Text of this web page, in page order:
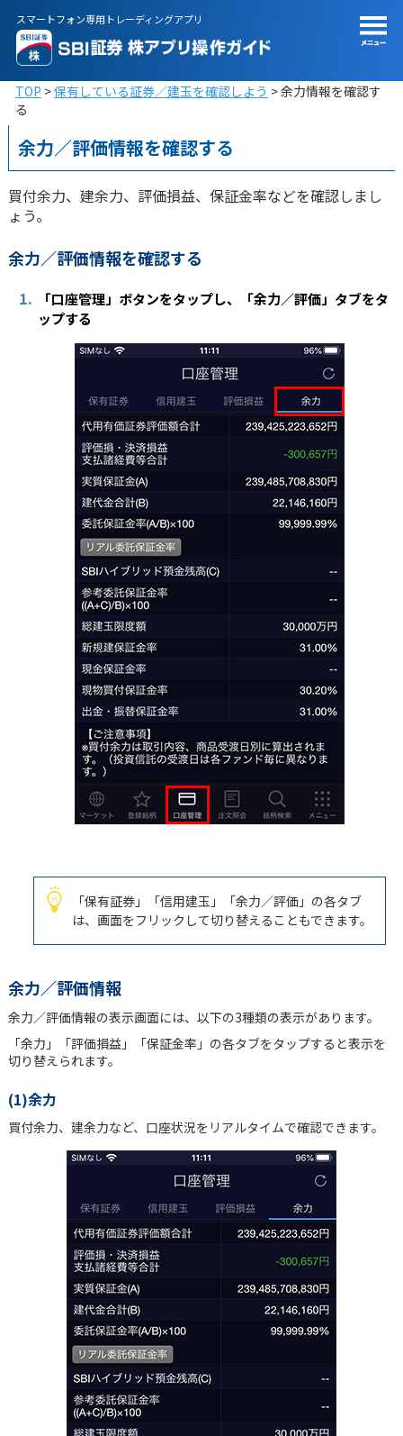
スマートフォン専用トレーディングアプリ
TOP 保有している証券／建玉を確認しよう
余力情報を確認す
る
余力／評価情報を確認する
買付余力、建余力、評価損益、保証金率などを確認しまし
ょう。
余力／評価情報を確認する
1.
「口座管理」ボタンをタップし、「余力／評価」タブをタ
ップする
「保有証券」「信用建玉」「余力／評価」の各タブ
は、画面をフリックして切り替えることもできます。
余力／評価情報
余力／評価情報の表示画面には、以下の3種類の表示があります。
「余力」「評価損益」「保証金率」の各タブをタップすると表示を
切り替えられます。
(1)余力
買付余力、建余力など、口座状況をリアルタイムで確認できます。